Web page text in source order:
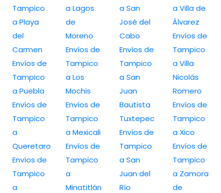
Tampico
a Playa
del
Carmen
Envíos de
Tampico
a Puebla
Envíos de
Tampico
a
Queretaro
Envíos de
Tampico
a
a Lagos
de
Moreno
Envíos de
Tampico
a Los
Mochis
Envíos de
Tampico
a Mexicali
Envíos de
Tampico
a
Minatitlán
a San
José del
Cabo
Envíos de
Tampico
a San
Juan
Bautista
Tuxtepec
Envíos de
Tampico
a San
Juan del
Río
a Villa de
Álvarez
Envíos de
Tampico
a Villa
Nicolás
Romero
Envíos de
Tampico
a Xico
Envíos de
Tampico
a Zamora
de